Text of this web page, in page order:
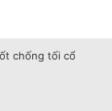
chống tối cổ